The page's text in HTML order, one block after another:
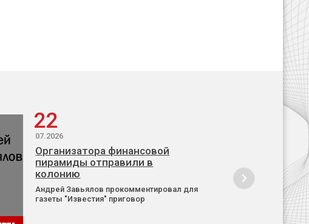
22
07.2026
Организатора финансовой
пирамиды отправили в
колонию
Андрей Завьялов прокомментировал для
газеты "Известия" приговор